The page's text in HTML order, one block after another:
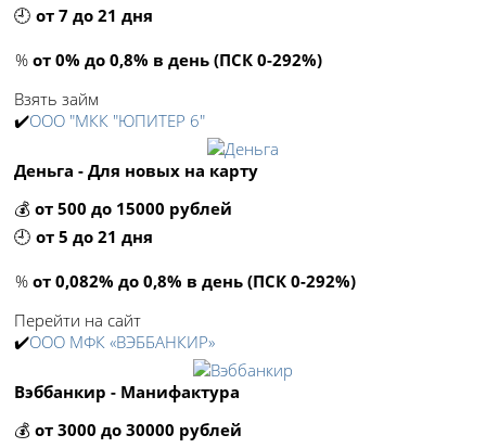
🕘от 7 до 21 дня
% от 0% до 0,8% в день (ПСК 0-292%)
Взять займ
✔️ООО "МКК "ЮПИТЕР 6"
Деньга - Для новых на карту
💰от 500 до 15000 рублей
🕘от 5 до 21 дня
% от 0,082% до 0,8% в день (ПСК 0-292%)
Перейти на сайт
✔️ООО МФК «ВЭББАНКИР»
Вэббанкир - Манифактура
💰от 3000 до 30000 рублей